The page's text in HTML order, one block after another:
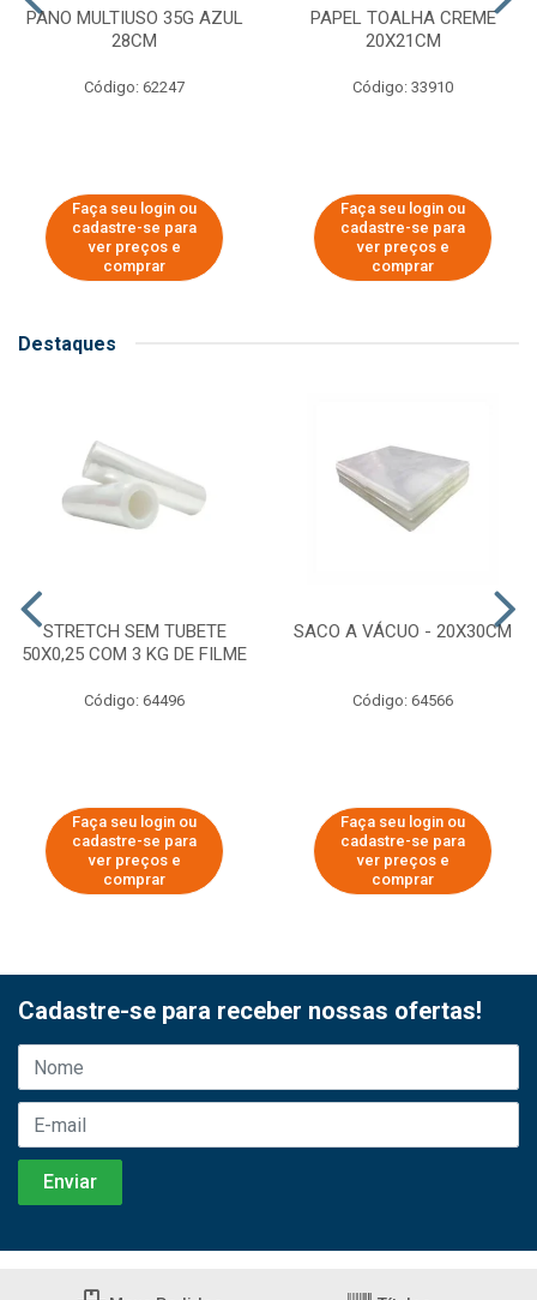
PANO MULTIUSO 35G AZUL
28CM
Código: 62247
Faça seu login ou
cadastre-se para
ver preços e
comprar
PAPEL TOALHA CREME
20X21CM
Código: 33910
Faça seu login ou
cadastre-se para
ver preços e
comprar
Destaques
STRETCH SEM TUBETE
50X0,25 COM 3 KG DE FILME
Código: 64496
Faça seu login ou
cadastre-se para
ver preços e
comprar
SACO A VÁCUO - 20X30CM
Código: 64566
Faça seu login ou
cadastre-se para
ver preços e
comprar
Cadastre-se para receber nossas ofertas!